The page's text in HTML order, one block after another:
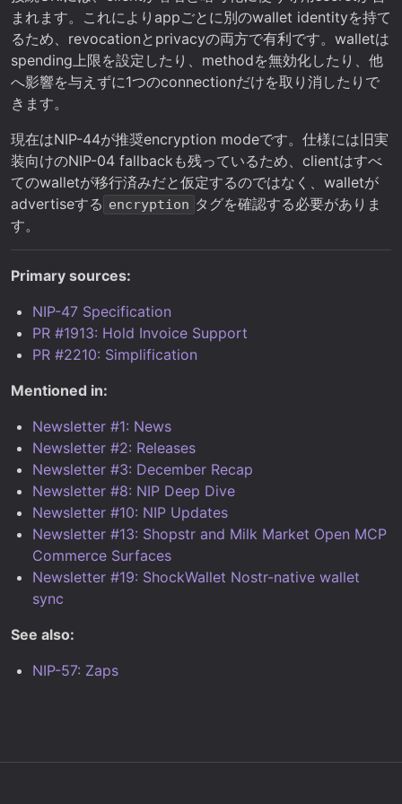
まれます。これによりappごとに別のwallet identityを持て
るため、revocationとprivacyの両方で有利です。walletは
spending上限を設定したり、methodを無効化したり、他
へ影響を与えずに1つのconnectionだけを取り消したりで
きます。
現在はNIP-44が推奨encryption modeです。仕様には旧実
装向けのNIP-04 fallbackも残っているため、clientはすべ
てのwalletが移行済みだと仮定するのではなく、walletが
advertiseする encryption タグを確認する必要がありま
す。
Primary sources:
NIP-47 Specification
PR #1913: Hold Invoice Support
PR #2210: Simplification
Mentioned in:
Newsletter #1: News
Newsletter #2: Releases
Newsletter #3: December Recap
Newsletter #8: NIP Deep Dive
Newsletter #10: NIP Updates
Newsletter #13: Shopstr and Milk Market Open MCP
Commerce Surfaces
Newsletter #19: ShockWallet Nostr-native wallet
sync
See also:
NIP-57: Zaps